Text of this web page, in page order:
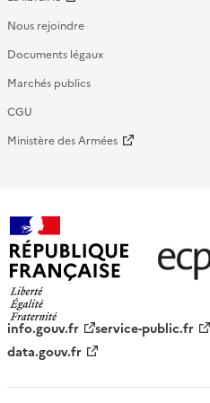
Nous rejoindre
Documents légaux
Marchés publics
CGU
Ministère des Armées
française - ECPAD
info.gouv.fr service-public.fr
data.gouv.fr